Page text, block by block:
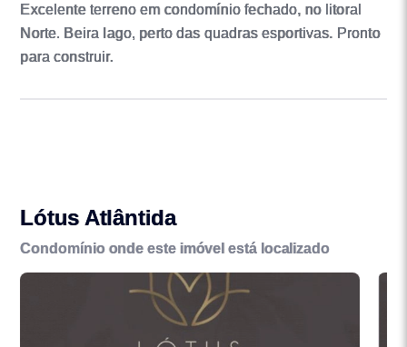
Excelente terreno em condomínio fechado, no litoral
Norte. Beira lago, perto das quadras esportivas. Pronto
para construir.
Lótus Atlântida
Condomínio onde este imóvel está localizado